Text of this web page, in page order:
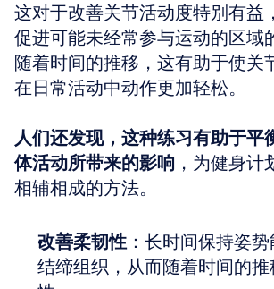
这对于改善关节活动度特别有益
促进可能未经常参与运动的区域
随着时间的推移，这有助于使关
在日常活动中动作更加轻松。
人们还发现，这种练习有助于平
体活动所带来的影响 ，为健身
相辅相成的方法。
改善柔韧性 ：长时间保持姿
结缔组织，从而随着时间的